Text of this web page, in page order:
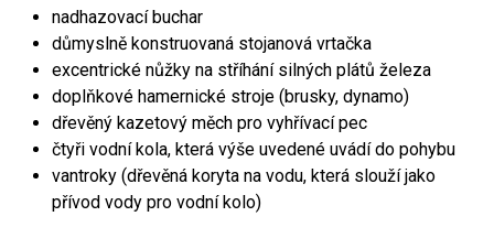
nadhazovací buchar
důmyslně konstruovaná stojanová vrtačka
excentrické nůžky na stříhání silných plátů železa
doplňkové hamernické stroje (brusky, dynamo)
dřevěný kazetový měch pro vyhřívací pec
čtyři vodní kola, která výše uvedené uvádí do pohybu
vantroky (dřevěná koryta na vodu, která slouží jako
přívod vody pro vodní kolo)